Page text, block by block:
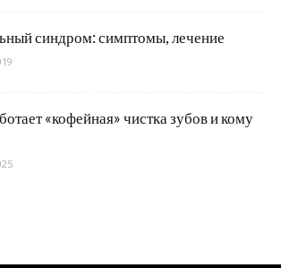
синдром: симптомы, лечение
«кофейная» чистка зубов и кому